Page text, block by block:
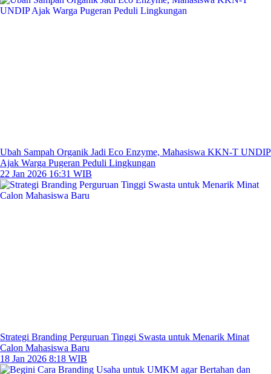
Ubah Sampah Organik Jadi Eco Enzyme, Mahasiswa KKN-T UNDIP
Ajak Warga Pugeran Peduli Lingkungan
22 Jan 2026 16:31 WIB
Strategi Branding Perguruan Tinggi Swasta untuk Menarik Minat
Calon Mahasiswa Baru
18 Jan 2026 8:18 WIB